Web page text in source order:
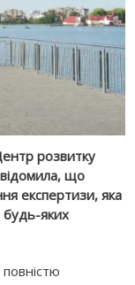
розвитку
що
експертизи, яка
будь-яких